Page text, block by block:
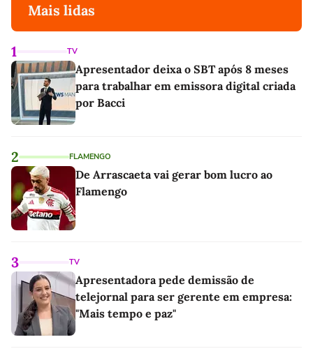
Mais lidas
1 TV
Apresentador deixa o SBT após 8 meses
para trabalhar em emissora digital criada
por Bacci
2 FLAMENGO
De Arrascaeta vai gerar bom lucro ao
Flamengo
3 TV
Apresentadora pede demissão de
telejornal para ser gerente em empresa:
"Mais tempo e paz"